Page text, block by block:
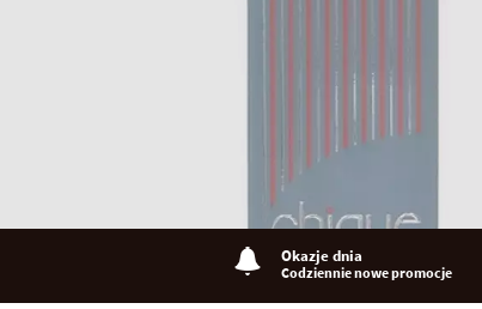
Okazje dnia
Codziennie nowe promocje